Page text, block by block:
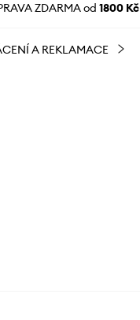
ZDARMA od 1800 Kč
A REKLAMACE